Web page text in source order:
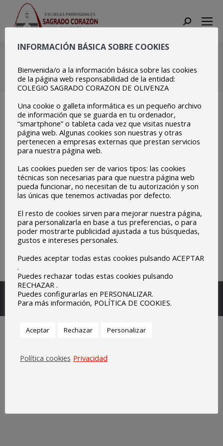
Search:
Estás aquí:
Inicio 4º ESO
Escuelas Parroquiales Sagrado Corazón de Olivenza.
Legal
INFORMACIÓN BÁSICA SOBRE COOKIES
Bienvenida/o a la información básica sobre las cookies
de la página web responsabilidad de la entidad:
COLEGIO SAGRADO CORAZON DE OLIVENZA
Una cookie o galleta informática es un pequeño archivo
de información que se guarda en tu ordenador,
“smartphone” o tableta cada vez que visitas nuestra
página web. Algunas cookies son nuestras y otras
pertenecen a empresas externas que prestan servicios
para nuestra página web.
Las cookies pueden ser de varios tipos: las cookies
técnicas son necesarias para que nuestra página web
pueda funcionar, no necesitan de tu autorización y son
las únicas que tenemos activadas por defecto.
El resto de cookies sirven para mejorar nuestra página,
para personalizarla en base a tus preferencias, o para
poder mostrarte publicidad ajustada a tus búsquedas,
gustos e intereses personales.
Puedes aceptar todas estas cookies pulsando ACEPTAR
.
Puedes rechazar todas estas cookies pulsando
RECHAZAR .
Puedes configurarlas en PERSONALIZAR.
Para más información, POLÍTICA DE COOKIES.
Aceptar Rechazar Personalizar
Política cookies Privacidad